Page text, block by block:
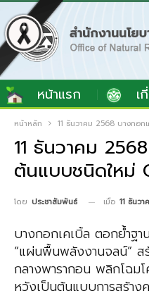
หน้าแรก เ
หน้าหลัก 11 ธันวาคม 2568 บางกอ
11 ธันวาคม
ต้นแบบชนิดใหม่
โดย ประชาสัมพันธ์ เมื่อ 11 ธันว
บางกอกเคเบิ้ล ตอกย้ำฐ
“แผ่นพื้นพลังงานจลน์” ส
กลางพารากอน พลิกโฉม
หวังเป็นต้นแบบการสร้า